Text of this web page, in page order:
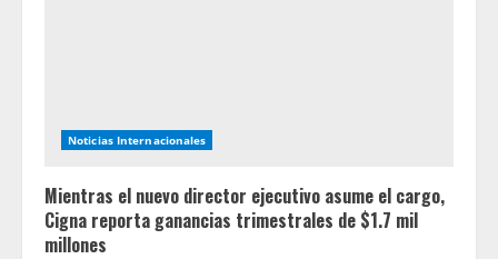
Noticias Internacionales
Mientras el nuevo director ejecutivo asume el cargo,
Cigna reporta ganancias trimestrales de $1.7 mil
millones